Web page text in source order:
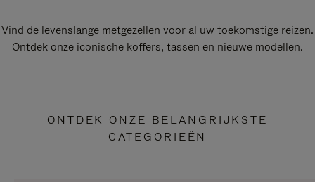
Vind de levenslange metgezellen voor al uw toekomstige reizen.
Ontdek onze iconische koffers, tassen en nieuwe modellen.
ONTDEK ONZE BELANGRIJKSTE
CATEGORIEËN